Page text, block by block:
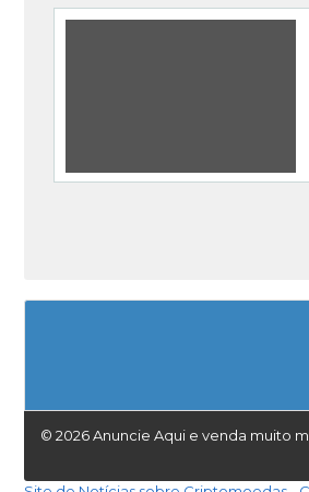
© 2026 Anuncie Aqui e venda muito